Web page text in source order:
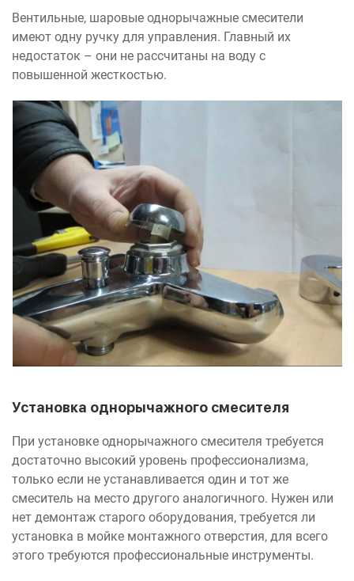
Вентильные, шаровые однорычажные смесители
имеют одну ручку для управления. Главный их
недостаток – они не рассчитаны на воду с
повышенной жесткостью.
Установка однорычажного смесителя
При установке однорычажного смесителя требуется
достаточно высокий уровень профессионализма,
только если не устанавливается один и тот же
смеситель на место другого аналогичного. Нужен или
нет демонтаж старого оборудования, требуется ли
установка в мойке монтажного отверстия, для всего
этого требуются профессиональные инструменты.